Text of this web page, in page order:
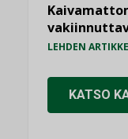
LEHDEN
KATSO